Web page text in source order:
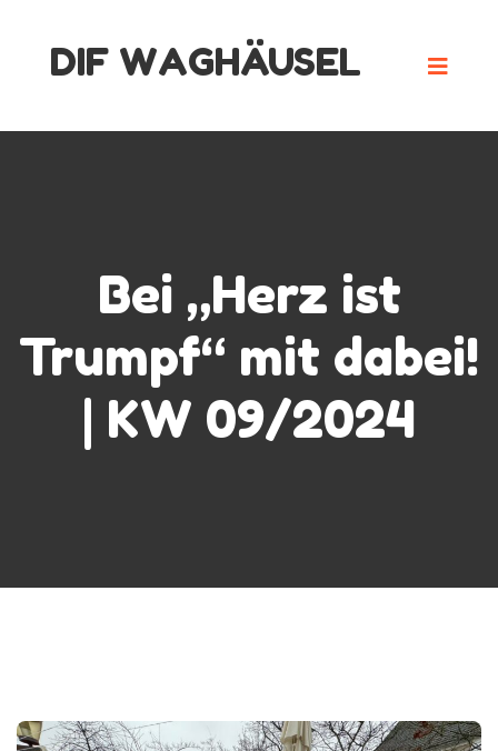
DIF WAGHÄUSEL
Bei „Herz ist
Trumpf“ mit dabei!
| KW 09/2024